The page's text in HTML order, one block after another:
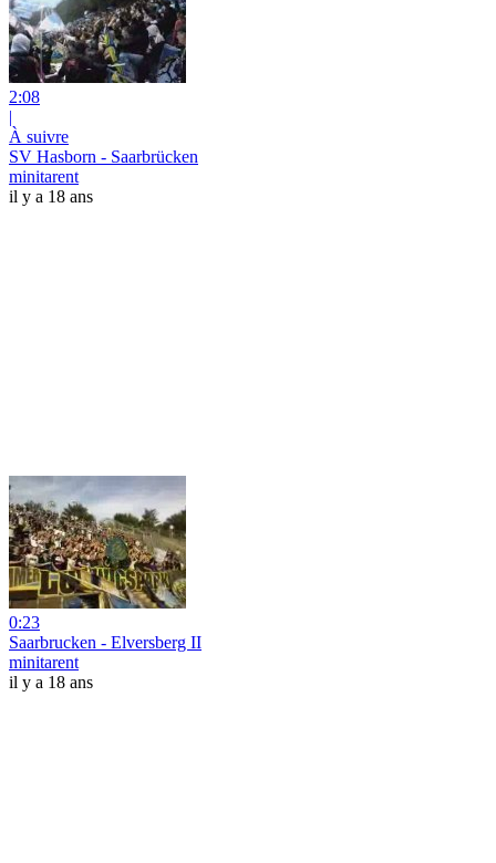
2:08
|
À suivre
SV Hasborn - Saarbrücken
minitarent
il y a 18 ans
0:23
Saarbrucken - Elversberg II
minitarent
il y a 18 ans